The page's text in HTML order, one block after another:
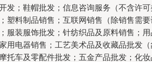
发；鞋帽批发；信息咨询服务（不含许
塑料制品销售；互联网销售（除销售需
服装服饰批发；针纺织品及原料销售；
用电器销售；工艺美术品及收藏品批发
托车及零配件批发；五金产品批发；化